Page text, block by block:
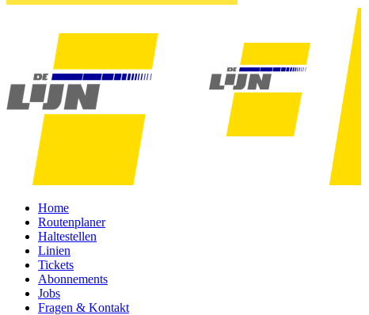
Home
Routenplaner
Haltestellen
Linien
Tickets
Abonnements
Jobs
Fragen & Kontakt